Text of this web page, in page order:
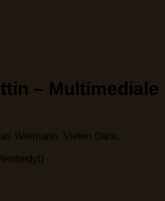
– Multimediale
Weimann. Vielen Dank.